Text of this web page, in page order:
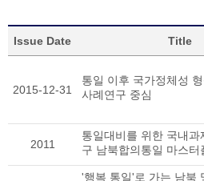
Issue Date Title
2015-12-31
통일 이후 국가정체성
사례연구 중심
2011
통일대비를 위한 국내과
구 남북합의통일 마스터
'행복 통일'로 가는 남북